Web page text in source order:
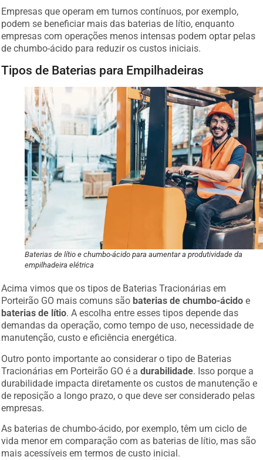
Empresas que operam em turnos contínuos, por exemplo,
podem se beneficiar mais das baterias de lítio, enquanto
empresas com operações menos intensas podem optar pelas
de chumbo-ácido para reduzir os custos iniciais.
Tipos de Baterias para Empilhadeiras
Baterias de lítio e chumbo-ácido para aumentar a produtividade da
empilhadeira elétrica
Acima vimos que os tipos de Baterias Tracionárias em
Porteirão GO mais comuns são baterias de chumbo-ácido e
baterias de lítio. A escolha entre esses tipos depende das
demandas da operação, como tempo de uso, necessidade de
manutenção, custo e eficiência energética.
Outro ponto importante ao considerar o tipo de Baterias
Tracionárias em Porteirão GO é adurabilidade. Isso porque a
durabilidade impacta diretamente os custos de manutenção e
de reposição a longo prazo, o que deve ser considerado pelas
empresas.
As baterias de chumbo-ácido, por exemplo, têm um ciclo de
vida menor em comparação com as baterias de lítio, mas são
mais acessíveis em termos de custo inicial.